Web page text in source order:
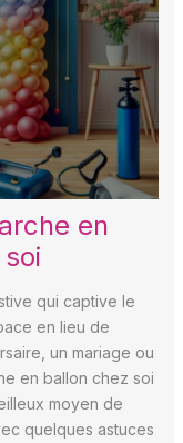
en
qui captive le
en lieu de
un mariage ou
en ballon chez soi
moyen de
quelques astuces